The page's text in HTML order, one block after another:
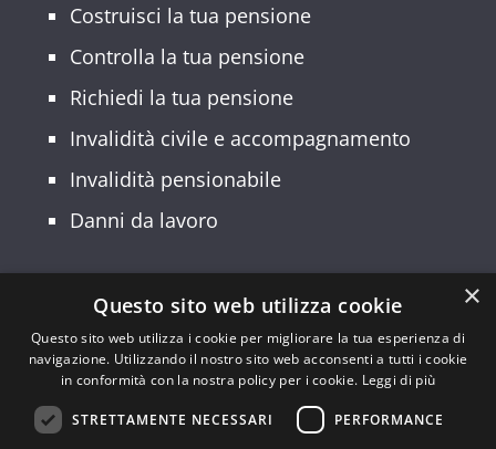
Costruisci la tua pensione
Controlla la tua pensione
Richiedi la tua pensione
Invalidità civile e accompagnamento
Invalidità pensionabile
Danni da lavoro
© 2026 Patronato INCA CGIL Lombardia –
Sede Regionale: Via Palmanova, 22 –
20132 Milano – Codice Fiscale:
94554190150 | Partita IVA: 10149490962
×
Questo sito web utilizza cookie
Questo sito web utilizza i cookie per migliorare la tua esperienza di
navigazione. Utilizzando il nostro sito web acconsenti a tutti i cookie
in conformità con la nostra policy per i cookie. Leggi di più
STRETTAMENTE NECESSARI PERFORMANCE